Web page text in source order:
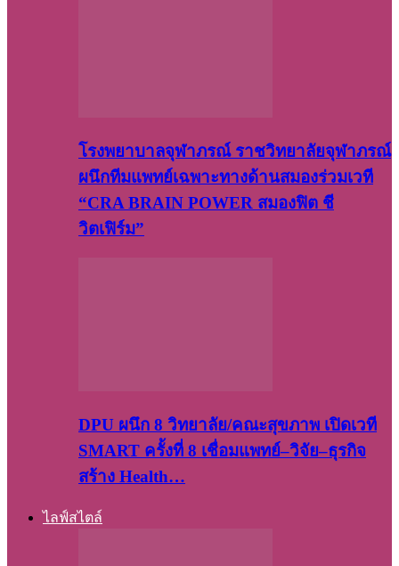
โรงพยาบาลจุฬาภรณ์ ราชวิทยาลัยจุฬาภรณ์
ผนึกทีมแพทย์เฉพาะทางด้านสมองร่วมเวที
“CRA BRAIN POWER สมองฟิต ชี
วิตเฟิร์ม”
DPU ผนึก 8 วิทยาลัย/คณะสุขภาพ เปิดเวที
SMART ครั้งที่ 8 เชื่อมแพทย์–วิจัย–ธุรกิจ
สร้าง Health…
ไลฟ์สไตล์